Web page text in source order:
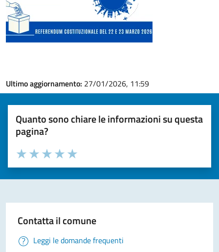
Ultimo aggiornamento: 27/01/2026, 11:59
Quanto sono chiare le informazioni su questa
pagina?
Valuta la chiarezza delle informazioni (da 1 a 5 stelle)
Seleziona il numero di stelle per valutare la chiarezza delle
Valuta 5 stelle su 5
Valuta 4 stelle su 5
Valuta 3 stelle su 5
Valuta 2 stelle su 5
Valuta 1 stelle su 5
Contatta il comune
Leggi le domande frequenti